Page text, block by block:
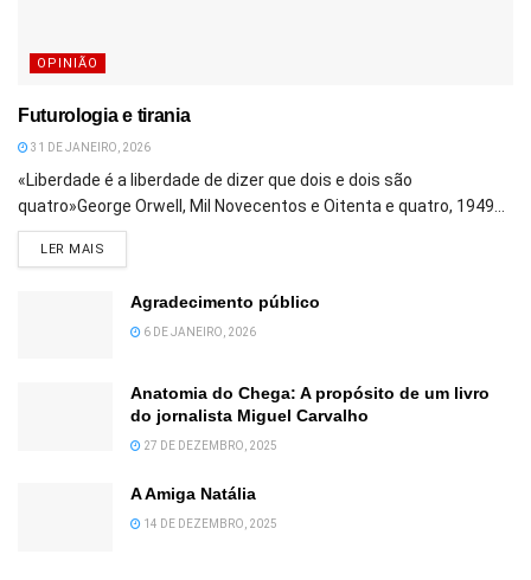
OPINIÃO
Futurologia e tirania
31 DE JANEIRO, 2026
«Liberdade é a liberdade de dizer que dois e dois são
quatro»George Orwell, Mil Novecentos e Oitenta e quatro, 1949...
LER MAIS
Agradecimento público
6 DE JANEIRO, 2026
Anatomia do Chega: A propósito de um livro
do jornalista Miguel Carvalho
27 DE DEZEMBRO, 2025
A Amiga Natália
14 DE DEZEMBRO, 2025